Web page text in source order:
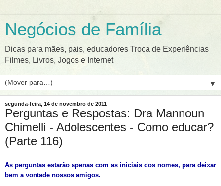
Negócios de Família
Dicas para mães, pais, educadores Troca de Experiências
Filmes, Livros, Jogos e Internet
▼
segunda-feira, 14 de novembro de 2011
Perguntas e Respostas: Dra Mannoun
Chimelli - Adolescentes - Como educar?
(Parte 116)
As perguntas estarão apenas com as iniciais dos nomes, para deixar
bem a vontade nossos amigos.